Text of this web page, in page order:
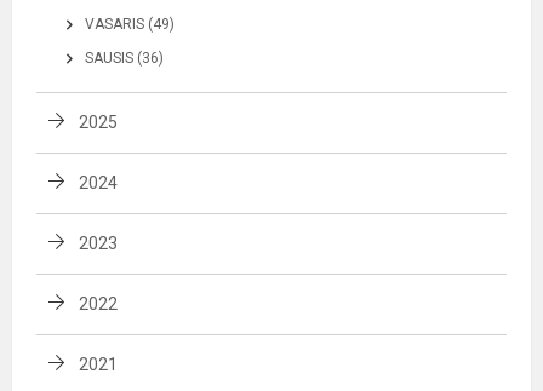
VASARIS (49)
SAUSIS (36)
2025
2024
2023
2022
2021